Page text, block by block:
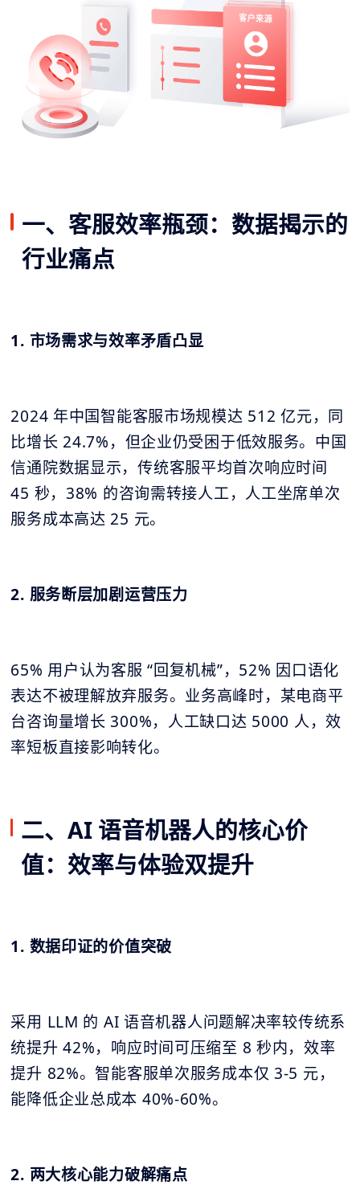
一、客服效率瓶颈：数据揭示的
行业痛点
1. 市场需求与效率矛盾凸显
2024 年中国智能客服市场规模达 512 亿元，同
比增长 24.7%，但企业仍受困于低效服务。中国
信通院数据显示，传统客服平均首次响应时间
45 秒，38% 的咨询需转接人工，人工坐席单次
服务成本高达 25 元。
2. 服务断层加剧运营压力
65% 用户认为客服 “回复机械”，52% 因口语化
表达不被理解放弃服务。业务高峰时，某电商平
台咨询量增长 300%，人工缺口达 5000 人，效
率短板直接影响转化。
二、AI 语音机器人的核心价
值：效率与体验双提升
1. 数据印证的价值突破
采用 LLM 的 AI 语音机器人问题解决率较传统系
统提升 42%，响应时间可压缩至 8 秒内，效率
提升 82%。智能客服单次服务成本仅 3-5 元，
能降低企业总成本 40%-60%。
2. 两大核心能力破解痛点